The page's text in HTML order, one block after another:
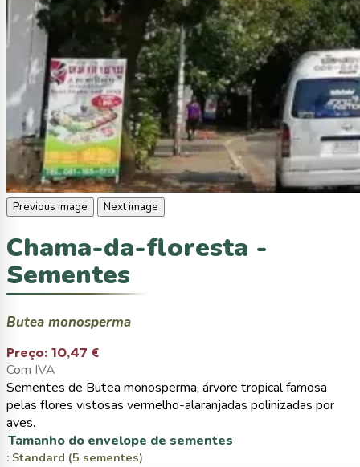
Previous image Next image
Chama-da-floresta -
Sementes
Butea monosperma
Preço: 10,47 €
Com IVA
Sementes de Butea monosperma, árvore tropical famosa
pelas flores vistosas vermelho-alaranjadas polinizadas por
aves.
Tamanho do envelope de sementes
: Standard (5 sementes)